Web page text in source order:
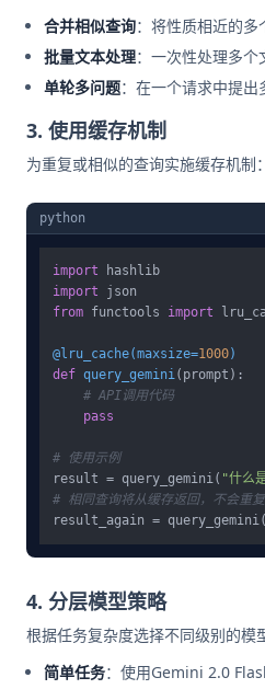
合并相似查询：将性质相近的
批量文本处理：一次性处理多
单轮多问题：在一个请求中提出
3. 使用缓存机制
为重复或相似的查询实施缓存机制：
python
import
import
from functools import
@lru_cache(maxsize=1000)
def query_gemini( prompt ):
# API调用代码
pass
# 使用示例
result = query_gemini( "什么
# 相同查询将从缓存返回，不会重
result_again = query_gemini(
4. 分层模型策略
根据任务复杂度选择不同级别的模
简单任务：使用Gemini 2.0